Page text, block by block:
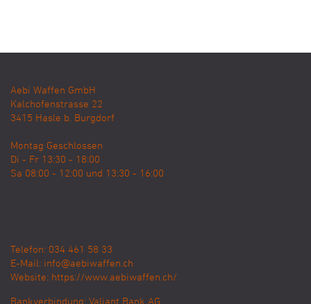
Aebi Waffen GmbH
Kalchofenstrasse 22
3415 Hasle b. Burgdorf
Montag Geschlossen
Di - Fr 13:30 - 18:00
Sa 08:00 - 12:00 und 13:30 - 16:00
Telefon: 034 461 58 33
E-Mail: info@aebiwaffen.ch
Website: https://www.aebiwaffen.ch/